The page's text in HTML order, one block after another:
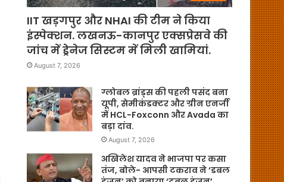
IIT खड़गपुर और NHAI की टीम ने किया
इंस्पेक्शन. लखनऊ-कानपुर एक्सप्रेसवे की
जांच में ड्रेनेज सिस्टम में मिली खामियां.
August 7, 2026
ग्लोबल ब्रांड्स की पहली पसंद बना
यूपी, सेमीकंडक्टर और ग्रीन एनर्जी
में HCL-Foxconn और Avada का
बड़ा दांव.
August 7, 2026
अखिलेश यादव ने भाजपा पर कसा
तंज, बोले- आपसी टकराव ने ‘डबल